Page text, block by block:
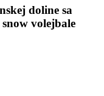
doline sa
volejbale